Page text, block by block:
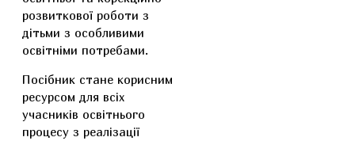
розвиткової роботи з
дітьми з особливими
освітніми потребами.
Посібник стане корисним
ресурсом для всіх
учасників освітнього
процесу з реалізації